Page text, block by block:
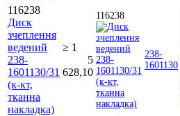
116238
Диск
зчеплення
ведений
238-
1601130/31
(к-кт,
тканна
накладка)
≥ 1
5
628,10
116238
238-
1601130